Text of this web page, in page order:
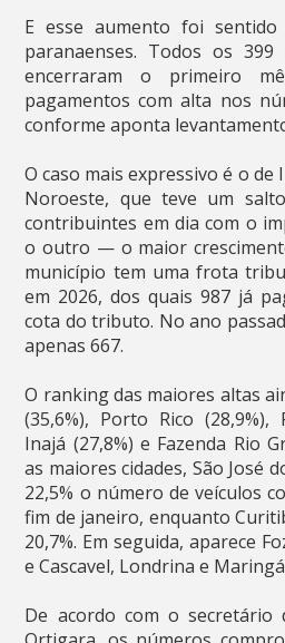
E esse aumento foi
paranaenses. Todos os 399
encerraram o primeiro
pagamentos com alta nos
conforme aponta
O caso mais expressivo é o de
Noroeste, que teve um
contribuintes em dia com o
o outro — o maior
município tem uma frota
em 2026, dos quais 987 já
cota do tributo. No ano
apenas 667.
O ranking das maiores altas
(35,6%), Porto Rico (28,9%),
Inajá (27,8%) e Fazenda Rio
as maiores cidades, São José
22,5% o número de veículos
fim de janeiro, enquanto
20,7%. Em seguida, aparece
e Cascavel, Londrina e
De acordo com o secretário